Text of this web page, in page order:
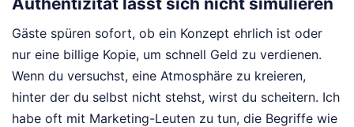
Gäste spüren sofort, ob ein Konzept ehrlich ist oder
nur eine billige Kopie, um schnell Geld zu verdienen.
Wenn du versuchst, eine Atmosphäre zu kreieren,
hinter der du selbst nicht stehst, wirst du scheitern. Ich
habe oft mit Marketing-Leuten zu tun, die Begriffe wie